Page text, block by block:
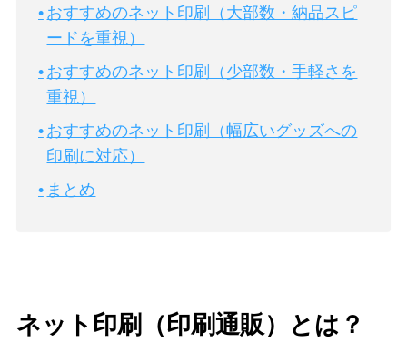
おすすめのネット印刷（大部数・納品スピ
ードを重視）
おすすめのネット印刷（少部数・手軽さを
重視）
おすすめのネット印刷（幅広いグッズへの
印刷に対応）
まとめ
ネット印刷（印刷通販）とは？